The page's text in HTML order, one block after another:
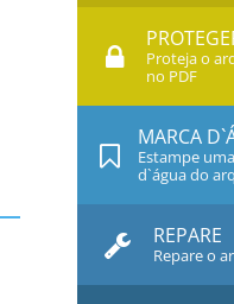
Proteja o
no PDF
MARCA
Estampe
d`água do
REPARE
Repare o